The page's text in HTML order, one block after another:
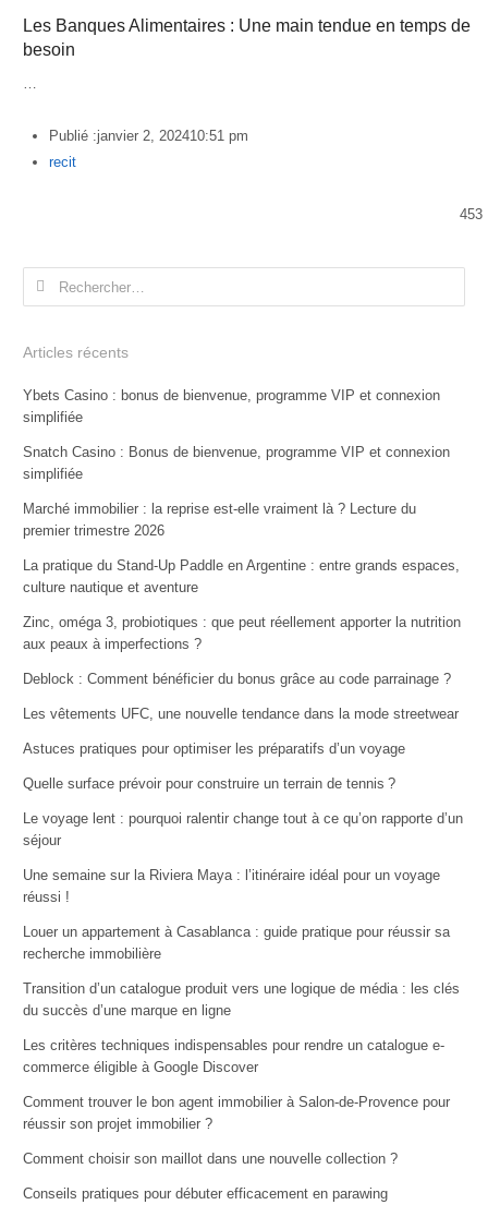
Les Banques Alimentaires : Une main tendue en temps de
besoin
…
Publié :janvier 2, 202410:51 pm
Author
recit
453
Rechercher :
Articles récents
Ybets Casino : bonus de bienvenue, programme VIP et connexion
simplifiée
Snatch Casino : Bonus de bienvenue, programme VIP et connexion
simplifiée
Marché immobilier : la reprise est-elle vraiment là ? Lecture du
premier trimestre 2026
La pratique du Stand-Up Paddle en Argentine : entre grands espaces,
culture nautique et aventure
Zinc, oméga 3, probiotiques : que peut réellement apporter la nutrition
aux peaux à imperfections ?
Deblock : Comment bénéficier du bonus grâce au code parrainage ?
Les vêtements UFC, une nouvelle tendance dans la mode streetwear
Astuces pratiques pour optimiser les préparatifs d’un voyage
Quelle surface prévoir pour construire un terrain de tennis ?
Le voyage lent : pourquoi ralentir change tout à ce qu’on rapporte d’un
séjour
Une semaine sur la Riviera Maya : l’itinéraire idéal pour un voyage
réussi !
Louer un appartement à Casablanca : guide pratique pour réussir sa
recherche immobilière
Transition d’un catalogue produit vers une logique de média : les clés
du succès d’une marque en ligne
Les critères techniques indispensables pour rendre un catalogue e-
commerce éligible à Google Discover
Comment trouver le bon agent immobilier à Salon-de-Provence pour
réussir son projet immobilier ?
Comment choisir son maillot dans une nouvelle collection ?
Conseils pratiques pour débuter efficacement en parawing